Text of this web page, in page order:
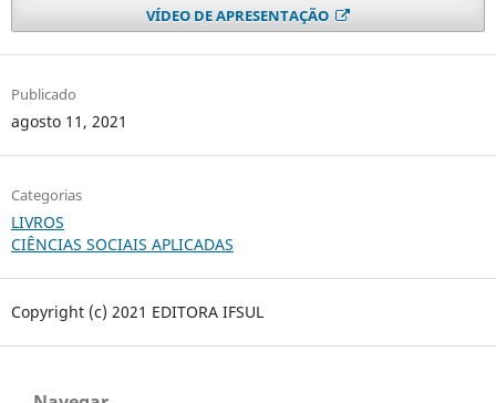
VÍDEO DE APRESENTAÇÃO
Publicado
agosto 11, 2021
Categorias
LIVROS
CIÊNCIAS SOCIAIS APLICADAS
Copyright (c) 2021 EDITORA IFSUL